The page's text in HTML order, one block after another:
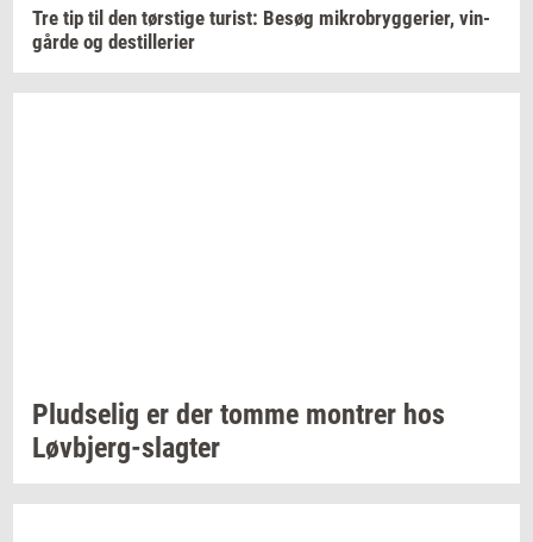
Tre tip til den tørsti­ge turist: Besøg mi­kro­bryg­ge­ri­er, vin­
går­de og destil­le­ri­er
Plud­se­lig er der tomme mon­trer hos
Løvbjerg-​slagter